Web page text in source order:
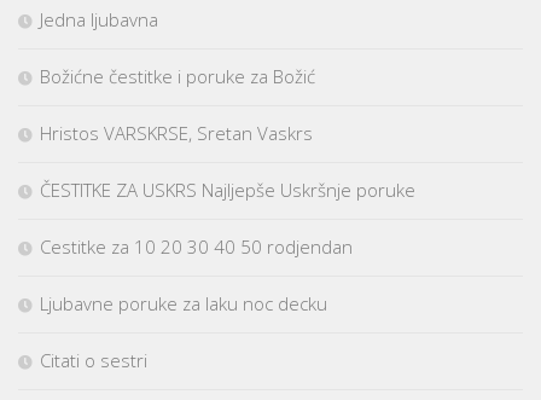
Jedna ljubavna
Božićne čestitke i poruke za Božić
Hristos VARSKRSE, Sretan Vaskrs
ČESTITKE ZA USKRS Najljepše Uskršnje poruke
Cestitke za 10 20 30 40 50 rodjendan
Ljubavne poruke za laku noc decku
Citati o sestri